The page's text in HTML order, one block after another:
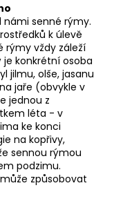
námi senné rýmy.
k úlevě
rýmy vždy záleží
konkrétní osoba
jilmu, olše, jasanu
jaře (obvykle v
jednou z
léta - v
ke konci
na kopřivy,
sennou rýmou
podzimu.
způsobovat